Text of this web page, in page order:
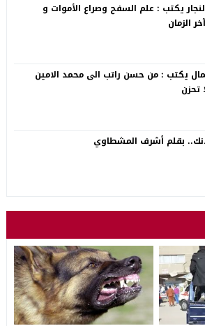
حسين النجار يكتب : علم السفح وصراع الأموات و
الزمان
يكتب : من حسن راتب الى محمد الامين
تحزن
بقلم أشرف المشطاوي